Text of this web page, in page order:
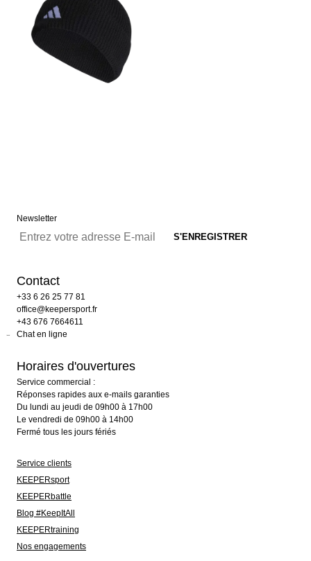
Newsletter
Contact
+33 6 26 25 77 81
office@keepersport.fr
+43 676 7664611
Chat en ligne
Horaires d'ouvertures
Service commercial :
Réponses rapides aux e-mails garanties
Du lundi au jeudi de 09h00 à 17h00
Le vendredi de 09h00 à 14h00
Fermé tous les jours fériés
Service clients
KEEPERsport
KEEPERbattle
Blog #KeepItAll
KEEPERtraining
Nos engagements